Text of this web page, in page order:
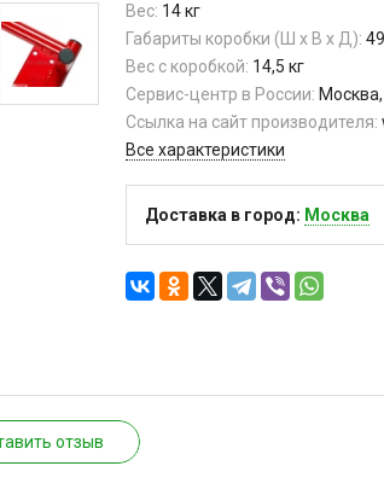
Вес: 14 кг
Габариты коробки (Ш х В х Д):
Вес с коробкой: 14,5 кг
Сервис-центр в России:
Ссылка на сайт производителя:
Все характеристики
Доставка в город: Москва
отзыв